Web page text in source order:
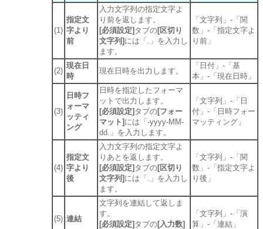
(1)
指定文
字より
前
入力文字列の指定文字よ
り前を返します。
[必須設定] タブの[区切り
文字列] には「.」を入力し
ます。
「文字列」-「関
数」-「指定文字よ
り前」
(2)
現在日
時
現在日時を出力します。
「日付」-「基
本」-「現在日時」
(3)
日時フ
ォーマ
ッティ
ング
日時を指定したフォーマ
ットで出力します。
[必須設定] タブの[フォー
マット] には「-yyyy-MM-
dd.」を入力します。
「文字列」-「日
付」-「日時フォー
マッティング」
(4)
指定文
字より
後
入力文字列の指定文字よ
りあとを返します。
[必須設定] タブの[区切り
文字列] には「.」を入力し
ます。
「文字列」-「関
数」-「指定文字よ
り後」
(5) 連結
文字列を連結して返しま
す。
[必須設定] タブの[入力数]
「文字列」-「演
算」-「連結」